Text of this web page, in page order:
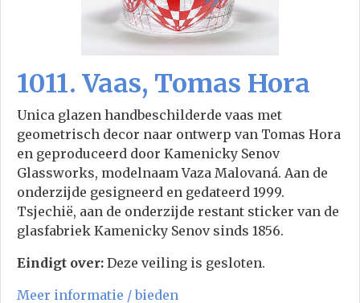
1011. Vaas, Tomas Hora
Unica glazen handbeschilderde vaas met
geometrisch decor naar ontwerp van Tomas Hora
en geproduceerd door Kamenicky Senov
Glassworks, modelnaam Vaza Malovaná. Aan de
onderzijde gesigneerd en gedateerd 1999.
Tsjechië, aan de onderzijde restant sticker van de
glasfabriek Kamenicky Senov sinds 1856.
Eindigt over: Deze veiling is gesloten.
Meer informatie / bieden